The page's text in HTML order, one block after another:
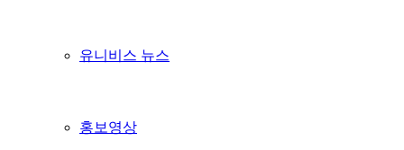
유니비스 뉴스
홍보영상